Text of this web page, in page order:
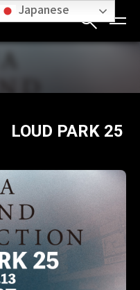
PARK 25
Japanese